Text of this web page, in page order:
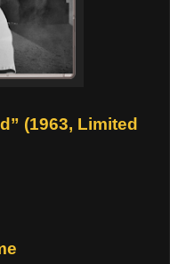
(1963, Limited